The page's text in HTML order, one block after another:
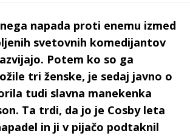
napada proti enemu izmed
svetovnih komedijantov
Potem ko so ga
tri ženske, je sedaj javno o
tudi slavna manekenka
Ta trdi, da jo je Cosby leta
in ji v pijačo podtaknil